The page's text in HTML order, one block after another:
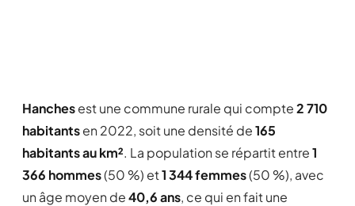
Hanchesest une commune rurale qui compte2 710
habitantsen 2022, soit une densité de165
habitants au km². La population se répartit entre1
366 hommes(50 %) et1 344 femmes(50 %), avec
un âge moyen de40,6 ans, ce qui en fait une